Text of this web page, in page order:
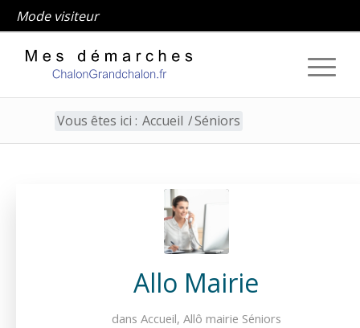
Mode visiteur
Vous êtes ici : Accueil /Séniors
Allo Mairie
dans Accueil, Allô mairie Séniors